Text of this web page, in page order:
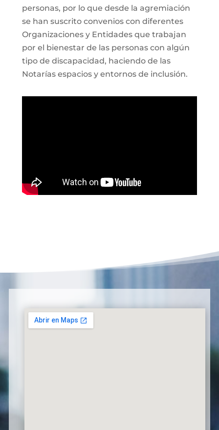
personas, por lo que desde la agremiación
se han suscrito convenios con diferentes
Organizaciones y Entidades que trabajan
por el bienestar de las personas con algún
tipo de discapacidad, haciendo de las
Notarías espacios y entornos de inclusión.